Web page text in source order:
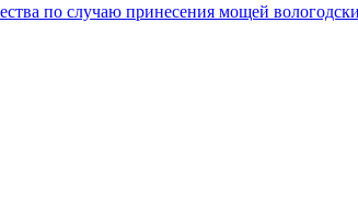
по случаю принесения мощей